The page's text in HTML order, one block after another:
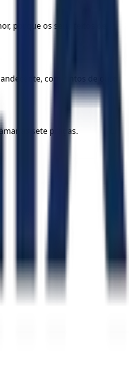
porque os seus feitos de
com cintos de ouro
as sete pragas.